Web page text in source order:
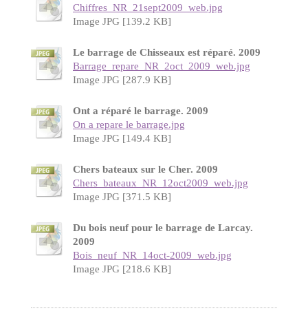
Chiffres_NR_21sept2009_web.jpg
Image JPG [139.2 KB]
Le barrage de Chisseaux est réparé. 2009
Barrage_repare_NR_2oct_2009_web.jpg
Image JPG [287.9 KB]
Ont a réparé le barrage. 2009
On a repare le barrage.jpg
Image JPG [149.4 KB]
Chers bateaux sur le Cher. 2009
Chers_bateaux_NR_12oct2009_web.jpg
Image JPG [371.5 KB]
Du bois neuf pour le barrage de Larcay.
2009
Bois_neuf_NR_14oct-2009_web.jpg
Image JPG [218.6 KB]